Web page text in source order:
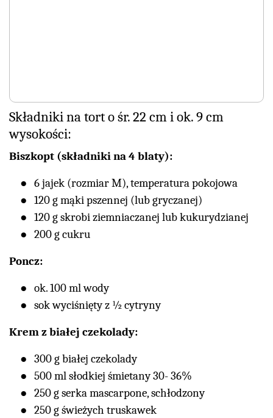
Składniki na tort o śr. 22 cm i ok. 9 cm
wysokości:
Biszkopt (składniki na 4 blaty):
6 jajek (rozmiar M), temperatura pokojowa
120 g mąki pszennej (lub gryczanej)
120 g skrobi ziemniaczanej lub kukurydzianej
200 g cukru
Poncz:
ok. 100 ml wody
sok wyciśnięty z ½ cytryny
Krem z białej czekolady:
300 g białej czekolady
500 ml słodkiej śmietany 30- 36%
250 g serka mascarpone, schłodzony
250 g świeżych truskawek